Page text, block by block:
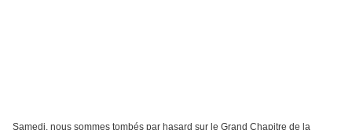
Samedi, nous sommes tombés par hasard sur le Grand Chapitre de la